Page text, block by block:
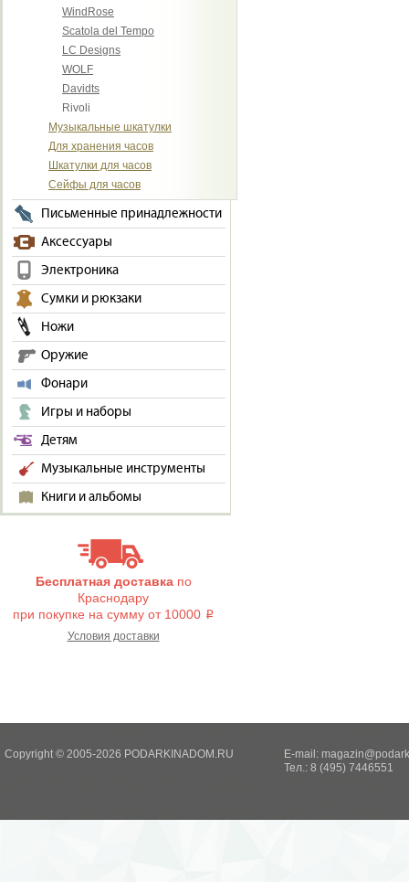
WindRose
Scatola del Tempo
LC Designs
WOLF
Davidts
Rivoli
Музыкальные шкатулки
Для хранения часов
Шкатулки для часов
Сейфы для часов
Письменные принадлежности
Аксессуары
Электроника
Сумки и рюкзаки
Ножи
Оружие
Фонари
Игры и наборы
Детям
Музыкальные инструменты
Книги и альбомы
Бесплатная доставкапо
Краснодару
при покупке на сумму от 10000 i
Условия доставки
Copyright © 2005-2026 PODARKINADOM.RU E-mail:
Тел.: 8 (495) 7446551